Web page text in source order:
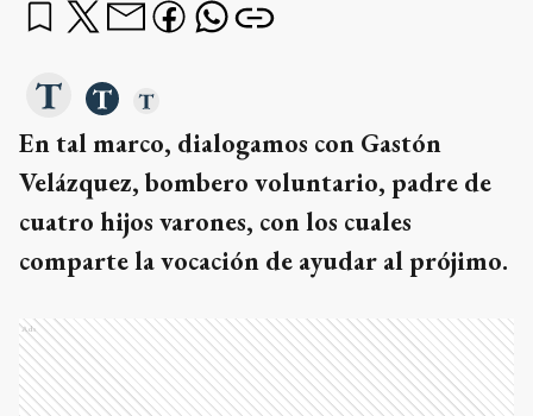
En tal marco, dialogamos con Gastón
Velázquez, bombero voluntario, padre de
cuatro hijos varones, con los cuales
comparte la vocación de ayudar al prójimo.
Ads